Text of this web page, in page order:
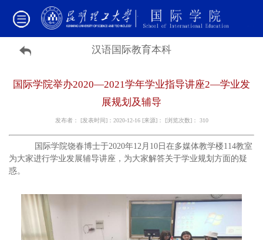
汉语国际教育本科
国际学院举办2020—2021学年学业指导讲座2—学业发
展规划及辅导
发布者： [发表时间]：2020-12-16 [来源]： [浏览次数]： 310
国际学院饶春博士于2020年12月10日在多媒体教学楼114教室
为大家进行学业发展辅导讲座，为大家解答关于学业规划方面的疑
惑。